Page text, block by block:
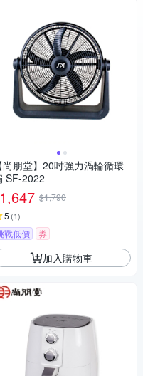
尚朋堂】20吋強力渦輪循環
SF-2022
1,647 $1,790
5 (1)
戰低價 券
加入購物車